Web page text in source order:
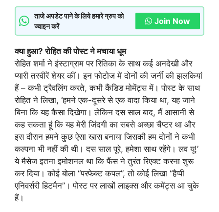
ताजे अपडेट पाने के लिये हमारे ग्रुप को
ज्वाइन करें
Join Now
क्या हुआ? रोहित की पोस्ट ने मचाया धूम
रोहित शर्मा ने इंस्टाग्राम पर रितिका के साथ कई अनदेखी और
प्यारी तस्वीरें शेयर कीं। इन फोटोज में दोनों की जर्नी की झलकियां
हैं – कभी ट्रैवलिंग करते, कभी कैंडिड मोमेंट्स में। पोस्ट के साथ
रोहित ने लिखा, ‘हमने एक-दूसरे से एक वादा किया था, यह जाने
बिना कि यह कैसा दिखेगा। लेकिन दस साल बाद, मैं आसानी से
कह सकता हूं कि यह मेरी जिंदगी का सबसे अच्छा चैप्टर था और
इस दौरान हमने कुछ ऐसा खास बनाया जिसकी हम दोनों ने कभी
कल्पना भी नहीं की थी। दस साल पूरे, हमेशा साथ रहेंगे। लव यू!’
ये मैसेज इतना इमोशनल था कि फैंस ने तुरंत रिएक्ट करना शुरू
कर दिया। कोई बोला “परफेक्ट कपल”, तो कोई लिखा “हैप्पी
एनिवर्सरी हिटमैन”। पोस्ट पर लाखों लाइक्स और कमेंट्स आ चुके
हैं।